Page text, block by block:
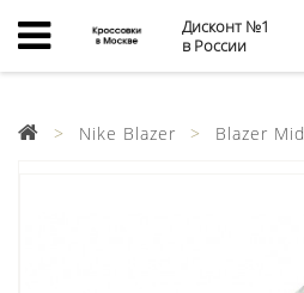
Дисконт №1
в России
Nike Blazer Blazer Mid